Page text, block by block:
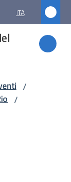
ITA
/
/